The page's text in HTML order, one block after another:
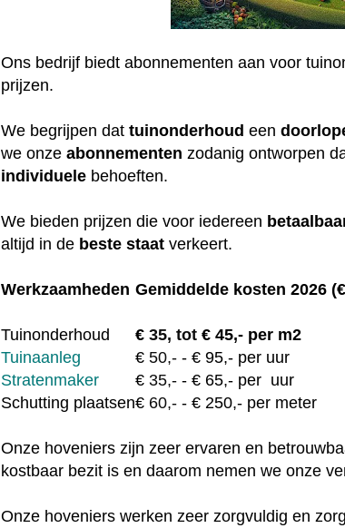
Ons bedrijf biedt abonnementen aan voor
prijzen.
We begrijpen dattuinonderhoud een
we onzeabonnementen zodanig ontworpen
individuele behoeften.
We bieden prijzen die voor iedereen
altijd in de beste staatverkeert.
Werkzaamheden Gemiddelde kosten 2026
Tuinonderhoud €35, tot € 45,- per m2
Tuinaanleg
€50,- - € 95,- per uur
Stratenmaker
€ 35,- - € 65,- per uur
Schutting plaatsen€ 60,- - € 250,- per meter
Onze hoveniers zijn zeer ervaren en
kostbaar bezit is en daarom nemen we onze
Onze hoveniers werken zeer zorgvuldig en